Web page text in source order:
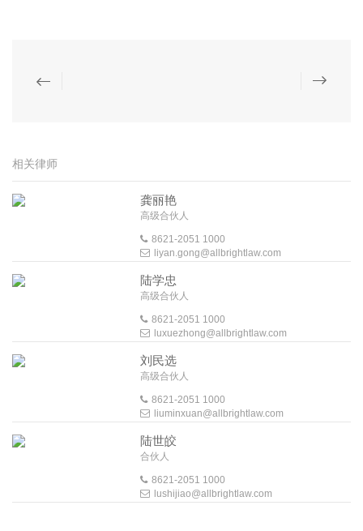
相关律师
龚丽艳
高级合伙人
8621-2051 1000
liyan.gong@allbrightlaw.com
陆学忠
高级合伙人
8621-2051 1000
luxuezhong@allbrightlaw.com
刘民选
高级合伙人
8621-2051 1000
liuminxuan@allbrightlaw.com
陆世皎
合伙人
8621-2051 1000
lushijiao@allbrightlaw.com